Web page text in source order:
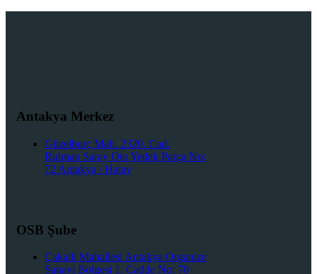
Antakya Merkez
Güzelburç Mah. 2320. Cad.
Rulman Saray Oto Yedek Parça No:
72 Antakya / Hatay
OSB Şube
Çakallı Mahallesi Antakya Organize
Sanayi Bölgesi 1. Cadde No: 70